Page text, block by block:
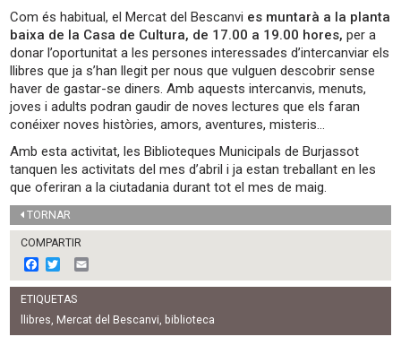
Com és habitual, el Mercat del Bescanvi es muntarà a la planta
baixa de la Casa de Cultura, de 17.00 a 19.00 hores, per a
donar l’oportunitat a les persones interessades d’intercanviar els
llibres que ja s’han llegit per nous que vulguen descobrir sense
haver de gastar-se diners. Amb aquests intercanvis, menuts,
joves i adults podran gaudir de noves lectures que els faran
conéixer noves històries, amors, aventures, misteris…
Amb esta activitat, les Biblioteques Municipals de Burjassot
tanquen les activitats del mes d’abril i ja estan treballant en les
que oferiran a la ciutadania durant tot el mes de maig.
TORNAR
COMPARTIR
F
a
c
e
b
o
o
w
i
t
t
e
m
a
l
ETIQUETAS
llibres, Mercat del Bescanvi, biblioteca